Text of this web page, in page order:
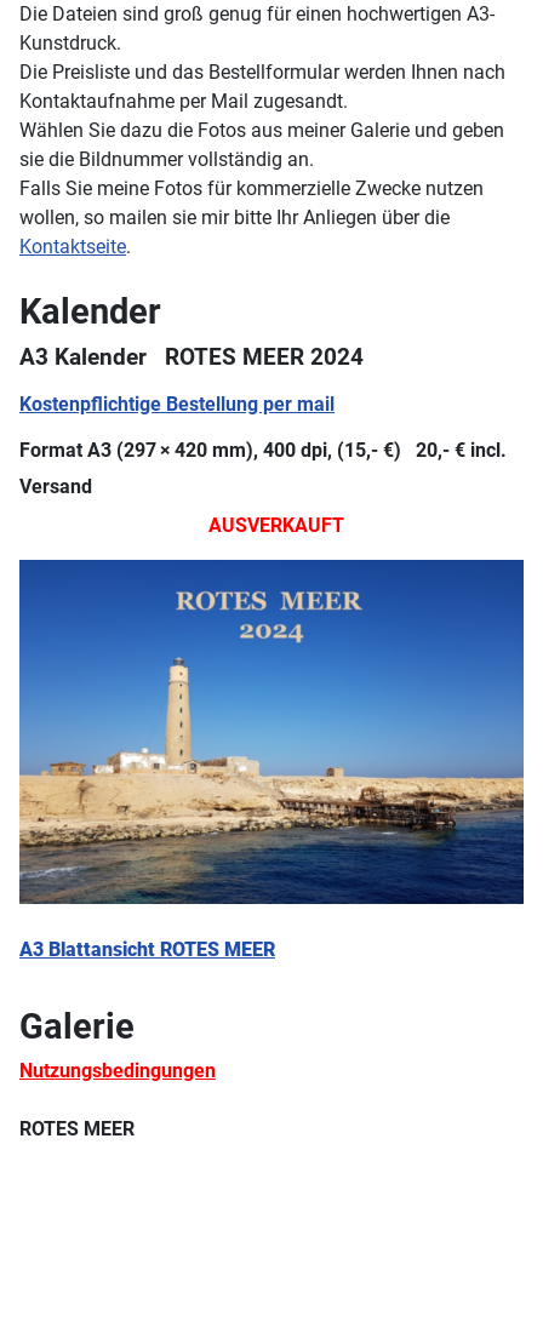
Die Dateien sind groß genug für einen hochwertigen A3-
Kunstdruck.
Die Preisliste und das Bestellformular werden Ihnen nach
Kontaktaufnahme per Mail zugesandt.
Wählen Sie dazu die Fotos aus meiner Galerie und geben
sie die Bildnummer vollständig an.
Falls Sie meine Fotos für kommerzielle Zwecke nutzen
wollen, so mailen sie mir bitte Ihr Anliegen über die
Kontaktseite.
Kalender
A3 Kalender ROTES MEER 2024
Kostenpflichtige Bestellung per mail
Format A3 (297 × 420 mm), 400 dpi, (15,- €) 20,- € incl.
Versand
AUSVERKAUFT
A3 Blattansicht ROTES MEER
Galerie
Nutzungsbedingungen
ROTES MEER